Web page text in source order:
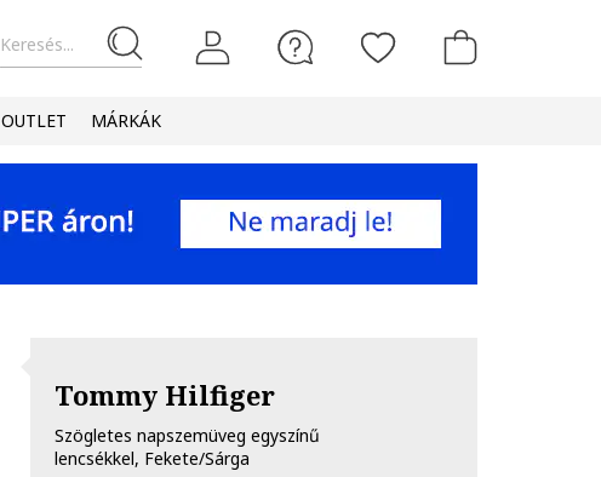
Keresés...
OUTLET MÁRKÁK
Tommy Hilfiger
Szögletes napszemüveg egyszínű
lencsékkel, Fekete/Sárga